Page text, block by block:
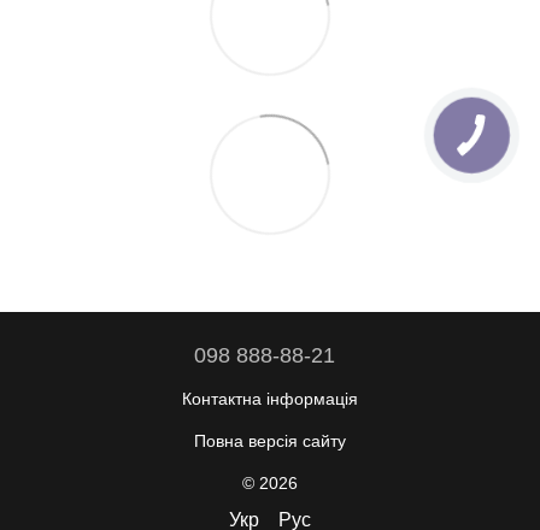
098 888-88-21
Контактна інформація
Повна версія сайту
© 2026
Укр Рус